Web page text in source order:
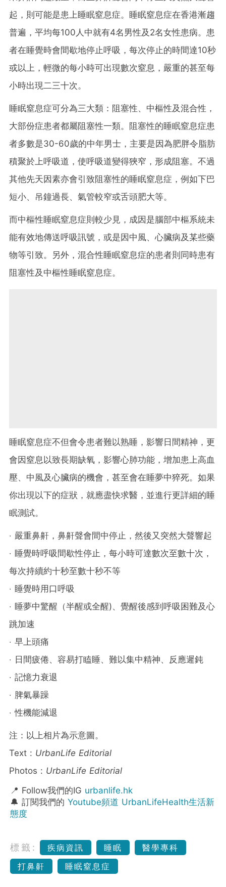
起，則可能是患上睡眠窒息症。睡眠窒息症在香港漸趨
普遍，平均每100人中就有4名男性及2名女性患病。患
者在睡覺時會間歇地停止呼吸，每次停止的時間達10秒
或以上，輕微的每小時可出現數次窒息，嚴重的甚至每
小時出現二三十次。
睡眠窒息症可分為三大類：阻塞性、中樞性及混合性，
大部份症患者都屬阻塞性一類。阻塞性的睡眠窒息症患
者多數是30-60歲的中年男士，主要是因為肥胖令脂肪
積聚於上呼吸道，使呼吸道變得狹窄，形成阻塞。不過
其他先天因素亦會引致阻塞性的睡眠窒息症，例如下巴
短小、吊鐘過長、氣管較窄或舌頭肥大等。
而中樞性睡眠窒息症則較少見，成因是腦部中樞系統未
能有效地傳送呼吸訊號，或是因中風、心臟病及某些藥
物等引致。另外，混合性睡眠窒息症的患者則同時患有
阻塞性及中樞性睡眠窒息症。
睡眠窒息症不但會令患者難以熟睡，影響日間精神，更
會因窒息以致長期缺氧，影響心肺功能，增加患上高血
壓、中風及心臟病的機會，甚至會在睡夢中猝死。如果
你出現以下的症狀，就應盡快求醫，並進行更詳細的睡
眠測試。
‧ 嚴重鼻鼾，鼻鼾聲會間中停止，然後又突然大聲響起
‧ 睡覺時呼吸間歇性停止，每小時可達數次至數十次，
每次持續約十秒至數十秒不等
‧ 睡覺時用口呼吸
‧ 睡夢中驚醒（半醒或全醒)、覺醒後感到呼吸困難及心
跳加速
‧ 早上頭痛
‧ 日間疲倦、容易打瞌睡、難以集中精神、反應遲鈍
‧ 記憶力衰退
‧ 脾氣暴躁
‧ 性機能減退
注：以上相片為示意圖。
Text : UrbanLife Editorial
Photos : UrbanLife Editorial
📍 Follow我們的IG urbanlife.hk
🔔 訂閱我們的 Youtube頻道 UrbanLifeHealth生活新
態度
標籤: 疾病資訊 睡眠
醫學專科
打鼻鼾
睡眠窒息症